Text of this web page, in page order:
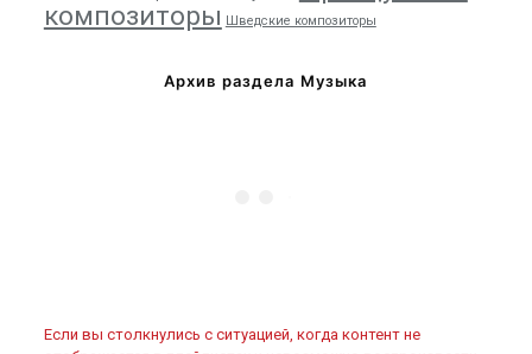
композиторы Шведские композиторы
Архив раздела Музыка
Если вы столкнулись с ситуацией, когда контент не